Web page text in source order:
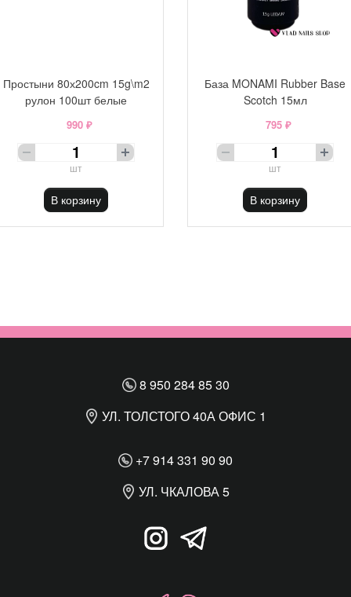
Простыни 80х200cm 15g\m2
рулон 100шт белые
990 ₽
шт
В корзину
База MONAMI Rubber Base
Scotch 15мл
795 ₽
шт
В корзину
8 950 284 85 30
УЛ. ТОЛСТОГО 40А ОФИС 1
+7 914 331 90 90
УЛ. ЧКАЛОВА 5